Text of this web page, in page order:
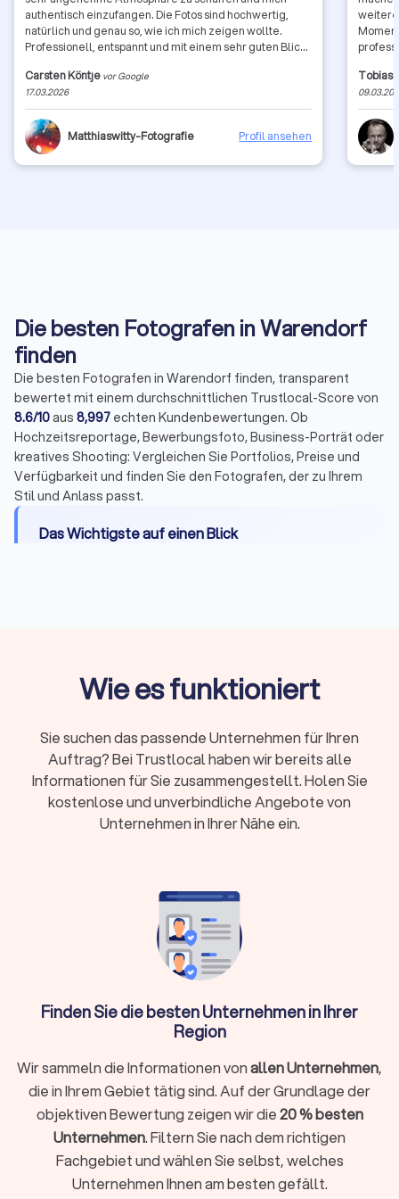
authentisch einzufangen. Die Fotos sind hochwertig,
natürlich und genau so, wie ich mich zeigen wollte.
Professionell, entspannt und mit einem sehr guten Blick
jederzeit wieder, Carsten Köntje
Carsten Köntje vor Google
17.03.2026
Matthiaswitty-Fotografie Profil ansehen
merkt
Beruf
schafft,
sehr
Tobias
Die besten Fotografen in Warendorf
finden
Die besten Fotografen in Warendorf finden, transparent
bewertet mit einem durchschnittlichen Trustlocal-Score von
8.6/10aus 8,997 echten Kundenbewertungen. Ob
Hochzeitsreportage, Bewerbungsfoto, Business-Porträt oder
kreatives Shooting: Vergleichen Sie Portfolios, Preise und
Verfügbarkeit und finden Sie den Fotografen, der zu Ihrem
Stil und Anlass passt.
Das Wichtigste auf einen Blick
Fotos mehr zulässig
abhängig von Erfahrung und Spezialisierung
Lieferzeit:Passbilder sofort, Bewerbungsfotos
2-3 Tage, Porträts 1-2 Wochen, Hochzeiten 4-8
Wochen
Nutzungsrechte:Private Nutzung meist inklusive,
Wann brauche ich einen professionellen
ausreichen, gibt es Situationen, in denen professionelle
Fotografie den entscheidenden Unterschied macht:
Bewerbungsfotos und Business-Porträts für LinkedIn oder
Unternehmenswebseiten vermitteln Kompetenz und
Seriosität.
Offizielle Dokumente: Biometrische Passbilder für
Personalausweis, Reisepass oder Führerschein müssen
strenge Vorgaben erfüllen. Seit der Umstellung auf digitale
Passbilder ab dem 1. Mai 2025 sind ausschließlich digital
Wie es funktioniert
Sie suchen das passende Unternehmen für Ihren
Auftrag? Bei Trustlocal haben wir bereits alle
Informationen für Sie zusammengestellt. Holen Sie
kostenlose und unverbindliche Angebote von
Unternehmen in Ihrer Nähe ein.
Finden Sie die besten Unternehmen in Ihrer
Region
Wir sammeln die Informationen vonallen Unternehmen,
die in Ihrem Gebiet tätig sind. Auf der Grundlage der
objektiven Bewertung zeigen wir die20 % besten
Unternehmen. Filtern Sie nach dem richtigen
Fachgebiet und wählen Sie selbst, welches
Unternehmen Ihnen am besten gefällt.